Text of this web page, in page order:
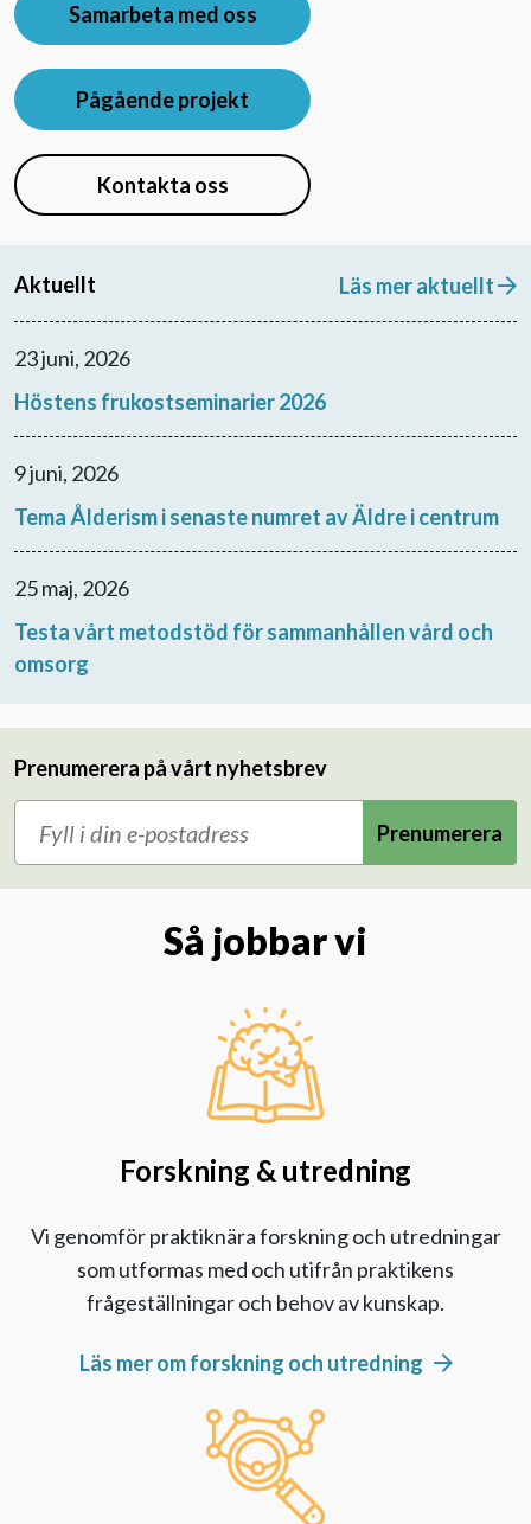
Nyhetsbrev
Till Äldre i centrum
Samarbeta med oss
Pågående projekt
Kontakta oss
Aktuellt Läs mer aktuellt
23 juni, 2026
Höstens frukostseminarier 2026
9 juni, 2026
Tema Ålderism i senaste numret av Äldre i centrum
25 maj, 2026
Testa vårt metodstöd för sammanhållen vård och
omsorg
Prenumerera på vårt nyhetsbrev
Prenumerera
Så jobbar vi
Forskning & utredning
Vi genomför praktiknära forskning och utredningar
som utformas med och utifrån praktikens
frågeställningar och behov av kunskap.
Läs mer om forskning och utredning